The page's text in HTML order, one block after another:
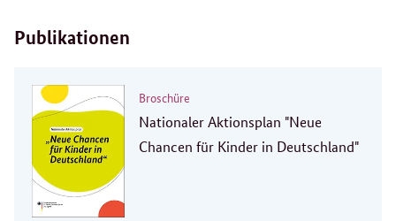
Publikationen
Broschüre
Nationaler Aktionsplan "Neue
Chancen für Kinder in Deutschland"